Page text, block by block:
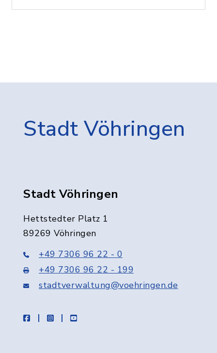
Stadt Vöhringen
Stadt Vöhringen
Hettstedter Platz 1
89269 Vöhringen
+49 7306 96 22 - 0
+49 7306 96 22 - 199
stadtverwaltung@voehringen.de
facebookinstagramyoutube